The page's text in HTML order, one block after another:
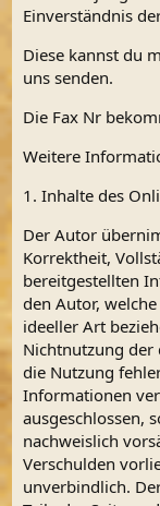
Einverständnis
Diese kannst du
uns senden.
Die Fax Nr
Weitere
1. Inhalte des
Der Autor
Korrektheit,
bereitgestellten
den Autor,
ideeller Art
Nichtnutzung
die Nutzung
Informationen
ausgeschlossen,
nachweislich
Verschulden
unverbindlich.